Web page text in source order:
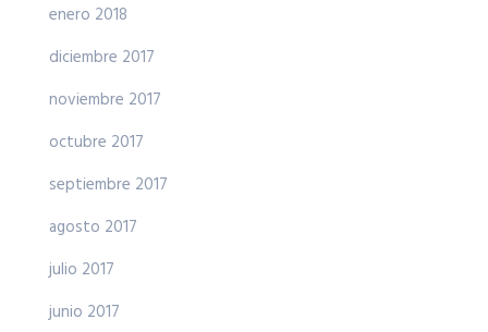
enero 2018
diciembre 2017
noviembre 2017
octubre 2017
septiembre 2017
agosto 2017
julio 2017
junio 2017